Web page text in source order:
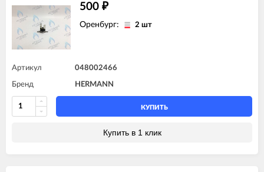
500 ₽
Оренбург: 2 шт
Артикул 048002466
Бренд HERMANN
КУПИТЬ
Купить в 1 клик